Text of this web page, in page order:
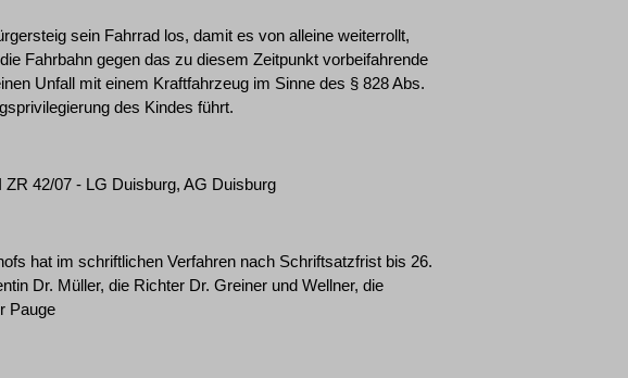
sein Fahrrad los, damit es von alleine weiterrollt,
Fahrbahn gegen das zu diesem Zeitpunkt vorbeifahrende
Unfall mit einem Kraftfahrzeug im Sinne des § 828 Abs.
des Kindes führt.
42/07 - LG Duisburg, AG Duisburg
hat im schriftlichen Verfahren nach Schriftsatzfrist bis 26.
Dr. Müller, die Richter Dr. Greiner und Wellner, die
Pauge